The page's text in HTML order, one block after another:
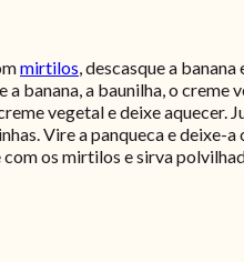
mirtilos, descasque a
banana, a baunilha, o creme
vegetal e deixe aquecer.
Vire a panqueca e
os mirtilos e sirva